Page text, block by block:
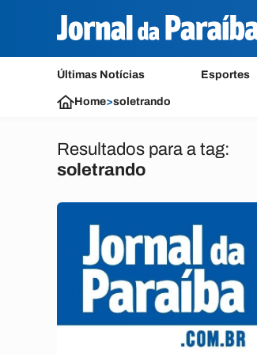
Últimas Notícias Esportes
Home>soletrando
Resultados para a tag:
soletrando